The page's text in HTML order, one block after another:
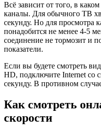
Всё зависит от того, в
каналы. Для обычного ТВ
секунду. Но для просмотра
понадобится не менее 4-5
соединение не тормозит и
показатели.
Если вы будете смотреть
HD, подключите Internet со
секунду. В противном
Как смотреть
скорости